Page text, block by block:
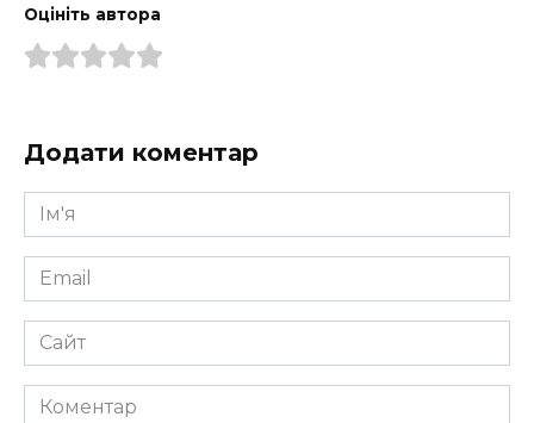
Оцініть автора
Додати коментар
Ім'я
*
Email
*
Сайт
Коментар